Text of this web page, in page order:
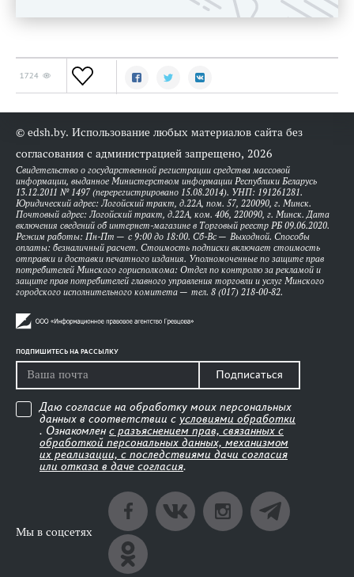
1724
© edsh.by. Использование любых материалов сайта без
согласования с администрацией запрещено, 2026
Свидетельство о государственной регистрации средства массовой
информации, выданное Министерством информации Республики Беларусь
13.12.2011 № 1497 (перерегистрировано 15.08.2014). УНП: 191261281.
Юридический адрес: Логойский тракт, д.22А, пом. 57, 220090, г. Минск.
Почтовый адрес: Логойский тракт, д.22А, ком. 406, 220090, г. Минск. Дата
включения сведений об интернет-магазине в Торговый реестр РБ 09.06.2020.
Режим работы: Пн-Пт — с 9:00 до 18:00. Сб-Вс — Выходной. Способы
оплаты: безналичный расчет. Стоимость подписки включает стоимость
отправки и доставки печатного издания. Уполномоченные по защите прав
потребителей Минского горисполкома: Отдел по контролю за рекламой и
защите прав потребителей главного управления торговли и услуг Минского
городского исполнительного комитета — тел. 8 (017) 218-00-82.
ПОДПИШИТЕСЬ НА РАССЫЛКУ
Подписаться
Даю согласие на обработку моих персональных
данных в соответствии с условиями обработки
. Ознакомлен с разъяснением прав, связанных с
обработкой персональных данных, механизмом
их реализации, с последствиями дачи согласия
или отказа в даче согласия.
Мы в соцсетях